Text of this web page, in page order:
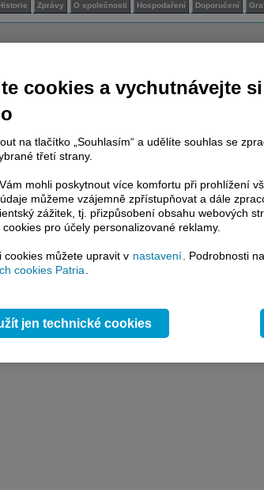
Zprávy O společnosti Hospodaření Doporučení
můžete zahájit diskusi. Zatím nebyl zadán žádný názor. Do
). Pokud nemáte účet, na který byste se
cookies a vychutnávejte
na tlačítko „Souhlasím“ a udělíte souhlas se
třetí strany.
mohli poskytnout více komfortu při prohlížení
můžeme vzájemně zpřístupňovat a dále
zážitek, tj. přizpůsobení obsahu webových
pro účely personalizované reklamy.
cookies můžete upravit v nastavení . Podrobnosti
cookies Patria
jen technické cookies